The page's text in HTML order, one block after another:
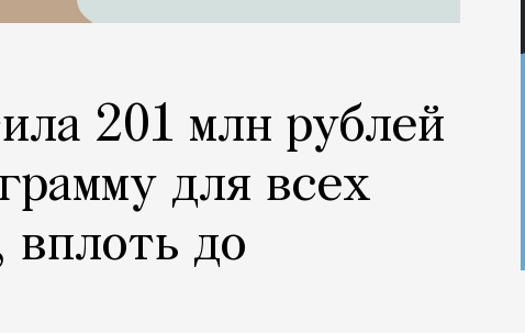
201 млн рублей
для всех
до